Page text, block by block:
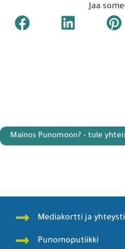
Jaa
Mainos Punomoon? - tule
Mediakortti ja
Punomoputiikki